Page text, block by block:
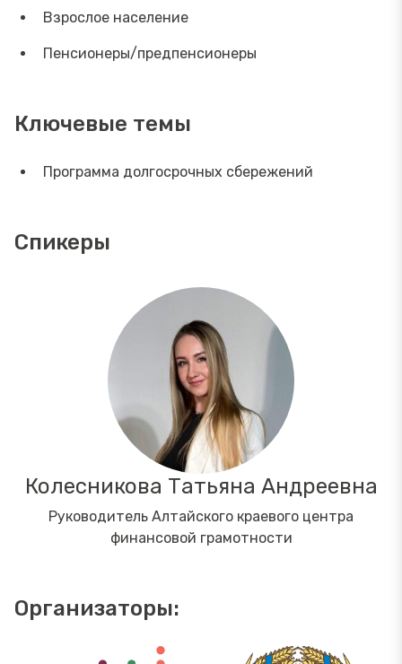
Взрослое население
Пенсионеры/предпенсионеры
Ключевые темы
Программа долгосрочных сбережений
Спикеры
Колесникова Татьяна Андреевна
Руководитель Алтайского краевого центра
финансовой грамотности
Организаторы: